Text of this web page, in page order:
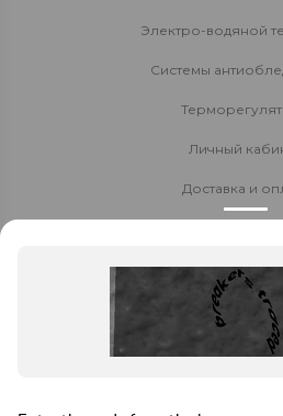
Электро-водяной
Системы
Личный
Доставка и
Политика конфиденциальности
Контакты
8 800 700-